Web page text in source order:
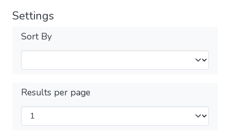
Settings
Sort By
Results per page